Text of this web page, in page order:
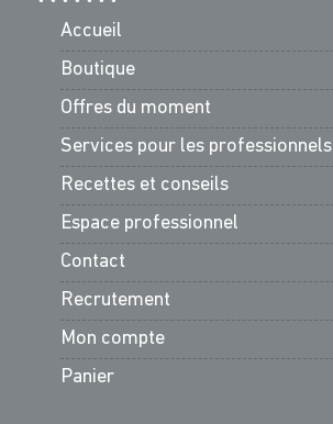
Accueil
Boutique
Offres du moment
Services pour les professionnels
Recettes et conseils
Espace professionnel
Contact
Recrutement
Mon compte
Panier